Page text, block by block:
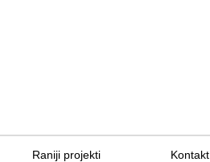
Raniji projekti Kontakt